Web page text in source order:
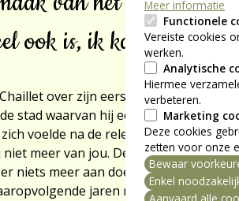
ook is, ik kan er niets
over zijn eerste ontmoeting
stad waarvan hij een jaar eerder
voelde na de release van
meer van jou. De smaak van het
niets meer aan doen. Ik moet verder
jaren meermaals in
Meer informatie
Functionele
Vereiste cookies
werken.
Analytische
Hiermee
verbeteren.
Marketing
Deze cookies
zetten voor onze
Bewaar
Enkel
Aanvaard alle
Toestemming intrekken